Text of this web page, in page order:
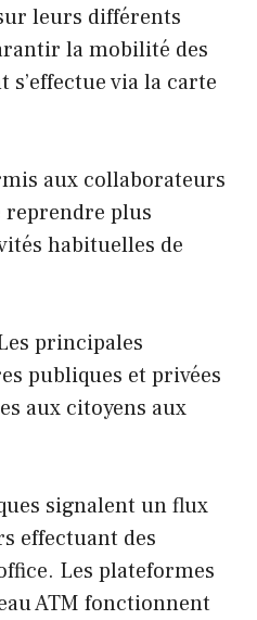
leurs différents
la mobilité des
s’effectue via la carte
aux collaborateurs
plus
habituelles de
principales
publiques et privées
aux citoyens aux
signalent un flux
effectuant des
Les plateformes
ATM fonctionnent